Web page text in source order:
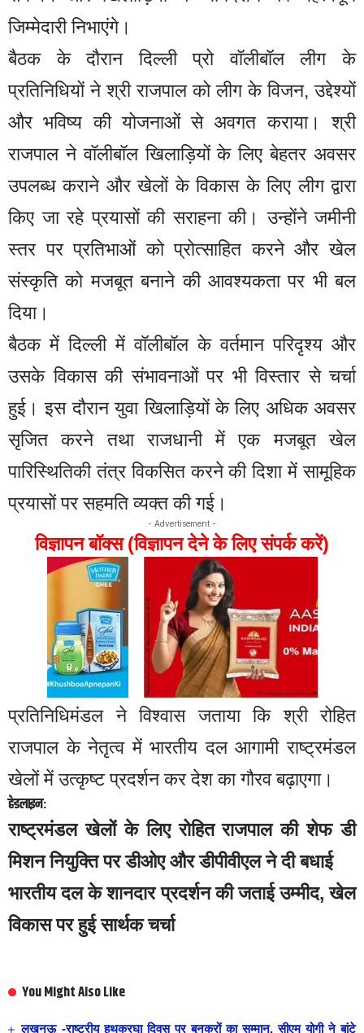
जिम्मेदारी निभाएंगे।
बैठक के दौरान दिल्ली प्रो वॉलीबॉल लीग के
प्रतिनिधियों ने श्री राजपाल को लीग के विजन, उद्देश्यों
और भविष्य की योजनाओं से अवगत कराया। श्री
राजपाल ने वॉलीबॉल खिलाड़ियों के लिए बेहतर अवसर
उपलब्ध कराने और खेलों के विकास के लिए लीग द्वारा
किए जा रहे प्रयासों की सराहना की। उन्होंने जमीनी
स्तर पर प्रतिभाओं को प्रोत्साहित करने और खेल
संस्कृति को मजबूत बनाने की आवश्यकता पर भी बल
दिया।
बैठक में दिल्ली में वॉलीबॉल के वर्तमान परिदृश्य और
उसके विकास की संभावनाओं पर भी विस्तार से चर्चा
हुई। इस दौरान युवा खिलाड़ियों के लिए अधिक अवसर
सृजित करने तथा राजधानी में एक मजबूत खेल
पारिस्थितिकी तंत्र विकसित करने की दिशा में सामूहिक
प्रयासों पर सहमति व्यक्त की गई।
- Advertisement -
विज्ञापन बॉक्स (विज्ञापन देने के लिए संपर्क करें)
प्रतिनिधिमंडल ने विश्वास जताया कि श्री रोहित
राजपाल के नेतृत्व में भारतीय दल आगामी राष्ट्रमंडल
खेलों में उत्कृष्ट प्रदर्शन कर देश का गौरव बढ़ाएगा।
हेडलाइन:
राष्ट्रमंडल खेलों के लिए रोहित राजपाल की शेफ डी
मिशन नियुक्ति पर डीओए और डीपीवीएल ने दी बधाई
भारतीय दल के शानदार प्रदर्शन की जताई उम्मीद, खेल
विकास पर हुई सार्थक चर्चा
You Might Also Like
लखनऊ -राष्ट्रीय हथकरघा दिवस पर बुनकरों का सम्मान, सीएम योगी ने बांटे